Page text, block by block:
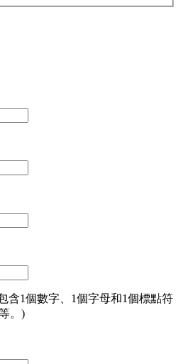
含1個數字、1個字母和1個標點符
。)